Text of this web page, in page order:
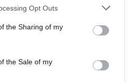
Opt Outs
the Sharing of my
the Sale of my
αυτό θεωρώντας ότι αυτός ο…
Τόσο μεγάλος ώστε